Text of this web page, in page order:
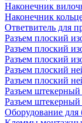
Наконечник
Наконечник
Ответвитель для
Разъем плоский
Разъем плоский
Разъем плоский
Разъем плоский
Разъем плоский
Разъем
Разъем
Оборудование для